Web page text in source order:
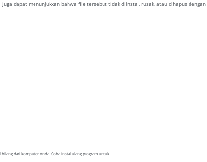
dapat menunjukkan bahwa file tersebut tidak diinstal, rusak, atau dihapus dengan
hilang dari komputer Anda. Coba instal ulang program untuk